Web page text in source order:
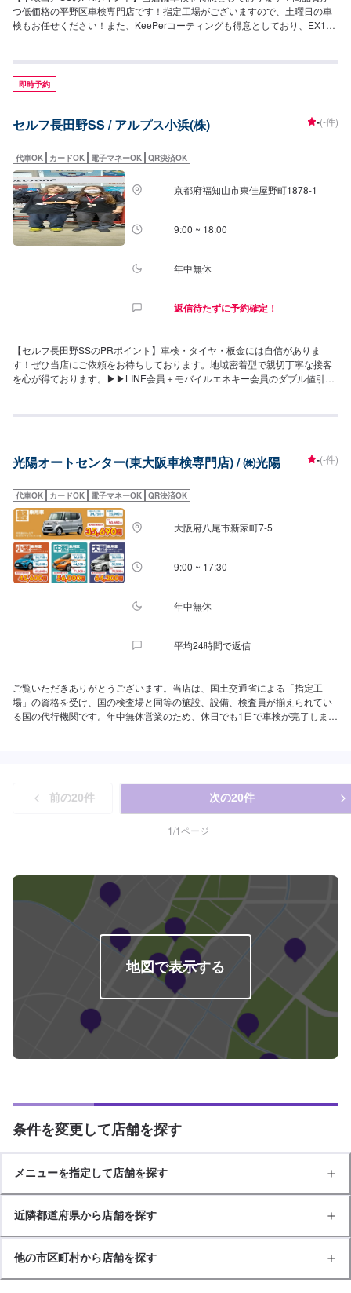
つ低価格の平野区車検専門店です！指定工場がございますので、土曜日の車
検もお任せください！また、KeePerコーティングも得意としており、EX1
で5円引き！アプリ登録で初回10円引きのキャンペーンを行っております！
【サービスルームの詳細】・椅子・トイレ・ゴミ箱・自販機の設置がござい
ます。お気軽にご利用ください！【アクセス】当店は国道25号線の中環松原
即時予約
セルフ長田野SS / アルプス小浜(株) -(-件)
代車OK カードOK 電子マネーOK QR決済OK
京都府福知山市東佳屋野町1878-1
9:00 ~ 18:00
年中無休
返信待たずに予約確定！
【セルフ長田野SSのPRポイント】車検・タイヤ・板金には自信がありま
す！ぜひ当店にご依頼をお待ちしております。地域密着型で親切丁寧な接客
を心が得ております。▶︎▶︎LINE会員＋モバイルエネキー会員のダブル値引き
ますので、お気軽にご利用くださいませ。【アクセス】府道8号線沿い、福知
光陽オートセンター(東大阪車検専門店) / ㈱光陽 -(-件)
代車OK カードOK 電子マネーOK QR決済OK
大阪府八尾市新家町7-5
9:00 ~ 17:30
年中無休
平均24時間で返信
ご覧いただきありがとうございます。当店は、国土交通省による「指定工
場」の資格を受け、国の検査場と同等の施設、設備、検査員が揃えられてい
る国の代行機関です。年中無休営業のため、休日でも1日で車検が完了しま
す。近畿運輸局長指定整備工場ですので、車検・整備・アフターフォローも
当店にお任せください！お客様に最適なご提案ができるよう努めさせていた
だきます。当社は大阪府下に８カ所ガソリンスタンド（エネオス）を展開
し、当整備工場と８店舗を運営しています。新車販売、中古車販売や車検・
輪車の点検・修理・車検も大歓迎です！作業実績豊富な２輪専門の整備士も
在籍していますので、お気軽に修理・点検等ご相談下さいませ！また、車検
時の代車貸出も無料で行っております！車検に持って行きたいけど…バッテ
リー上がりなどで、車が動かせない……という時でも、当店は積載車があり
ますのでご安心ください！※２輪車の代車貸出は行っておりません。※不正改
造車のご入店は固くお断りします。(自動車は、自動車の安全・環境基準であ
る保安基準に適合していなければ公道を走行してはならないと法律で定めら
れています。これに違反した場合は6ヶ月以下の懲役又は30万円以下の罰金
が科せられます。（道路運送車両法第９９条の２、第１０８条）【当店まで
のアクセス】府道２号中央環状線北行き側道沿い、新家町西交差点から約
300ｍほど北へ直進ＥＮＥＯＳ中環八尾店を目印として、当店は側道沿い左
隣りとなっております。建物の外観は1階に当店が入っており、2階以降はマ
ンションとなっています。
前の20件 次の20件
1/1ページ
地図で表示する
条件を変更して店舗を探す
メニューを指定して店舗を探す
近隣都道府県から店舗を探す
他の市区町村から店舗を探す